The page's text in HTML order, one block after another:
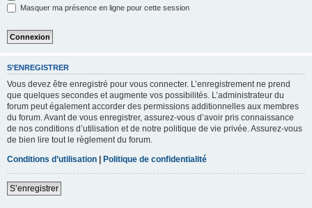
Masquer ma présence en ligne pour cette session
S’ENREGISTRER
Vous devez être enregistré pour vous connecter. L’enregistrement ne prend
que quelques secondes et augmente vos possibilités. L’administrateur du
forum peut également accorder des permissions additionnelles aux membres
du forum. Avant de vous enregistrer, assurez-vous d’avoir pris connaissance
de nos conditions d’utilisation et de notre politique de vie privée. Assurez-vous
de bien lire tout le règlement du forum.
Conditions d’utilisation | Politique de confidentialité
S’enregistrer